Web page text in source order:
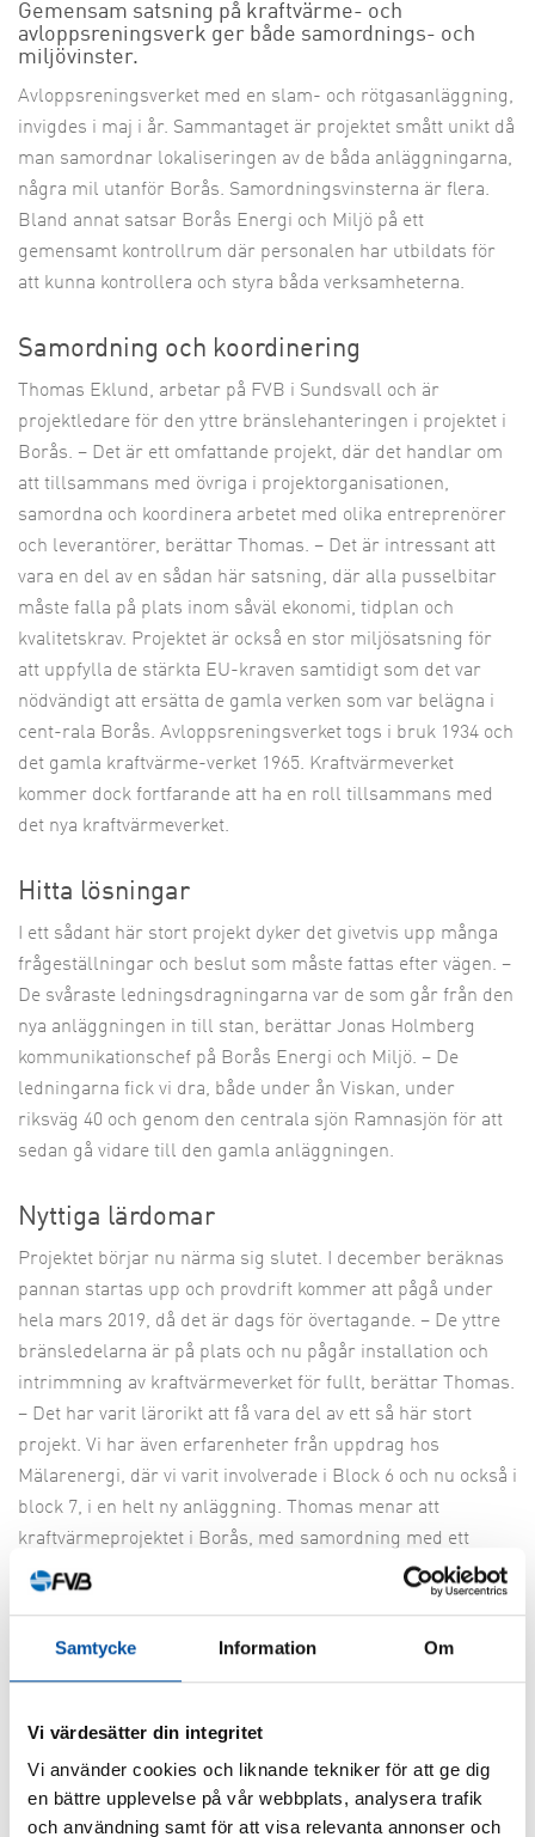
Samtycke Information Om
Vi värdesätter din integritet
Vi använder cookies och liknande tekniker för att ge dig
en bättre upplevelse på vår webbplats, analysera trafik
och användning samt för att visa relevanta annonser och
Gemensam satsning på kraftvärme- och
avloppsreningsverk ger både samordnings- och
miljövinster.
Avloppsreningsverket med en slam- och rötgasanläggning,
invigdes i maj i år. Sammantaget är projektet smått unikt då
man samordnar lokaliseringen av de båda anläggningarna,
några mil utanför Borås. Samordningsvinsterna är flera.
Bland annat satsar Borås Energi och Miljö på ett
gemensamt kontrollrum där personalen har utbildats för
att kunna kontrollera och styra båda verksamheterna.
Samordning och koordinering
Thomas Eklund, arbetar på FVB i Sundsvall och är
projektledare för den yttre bränslehanteringen i projektet i
Borås. – Det är ett omfattande projekt, där det handlar om
att tillsammans med övriga i projektorganisationen,
samordna och koordinera arbetet med olika entreprenörer
och leverantörer, berättar Thomas. – Det är intressant att
vara en del av en sådan här satsning, där alla pusselbitar
måste falla på plats inom såväl ekonomi, tidplan och
kvalitetskrav. Projektet är också en stor miljösatsning för
att uppfylla de stärkta EU-kraven samtidigt som det var
nödvändigt att ersätta de gamla verken som var belägna i
cent-rala Borås. Avloppsreningsverket togs i bruk 1934 och
det gamla kraftvärme-verket 1965. Kraftvärmeverket
kommer dock fortfarande att ha en roll tillsammans med
det nya kraftvärmeverket.
Hitta lösningar
I ett sådant här stort projekt dyker det givetvis upp många
frågeställningar och beslut som måste fattas efter vägen. –
De svåraste ledningsdragningarna var de som går från den
nya anläggningen in till stan, berättar Jonas Holmberg
kommunikationschef på Borås Energi och Miljö. – De
ledningarna fick vi dra, både under ån Viskan, under
riksväg 40 och genom den centrala sjön Ramnasjön för att
sedan gå vidare till den gamla anläggningen.
Nyttiga lärdomar
Projektet börjar nu närma sig slutet. I december beräknas
pannan startas upp och provdrift kommer att pågå under
hela mars 2019, då det är dags för övertagande. – De yttre
bränsledelarna är på plats och nu pågår installation och
intrimmning av kraftvärmeverket för fullt, berättar Thomas.
– Det har varit lärorikt att få vara del av ett så här stort
projekt. Vi har även erfarenheter från uppdrag hos
Mälarenergi, där vi varit involverade i Block 6 och nu också i
block 7, i en helt ny anläggning. Thomas menar att
kraftvärmeprojektet i Borås, med samordning med ett
avloppsreningsverk och rötningsanläggning, ger ytterligare
nyttig kunskap inom energiområdet. – Samarbetet med
har fungerat bra. Så mycket samlad erfarenhet är en
menar Jonas Holmberg på Borås Energi och Miljö. – Det
togs i mars 2015, avslutar han.